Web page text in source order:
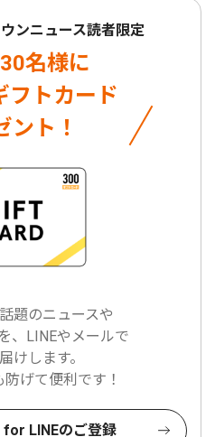
ンニュース読者限定
名様に
フトカード
ント！
題のニュースや
、LINEやメールで
けします。
げて便利です！
for LINEのご登録